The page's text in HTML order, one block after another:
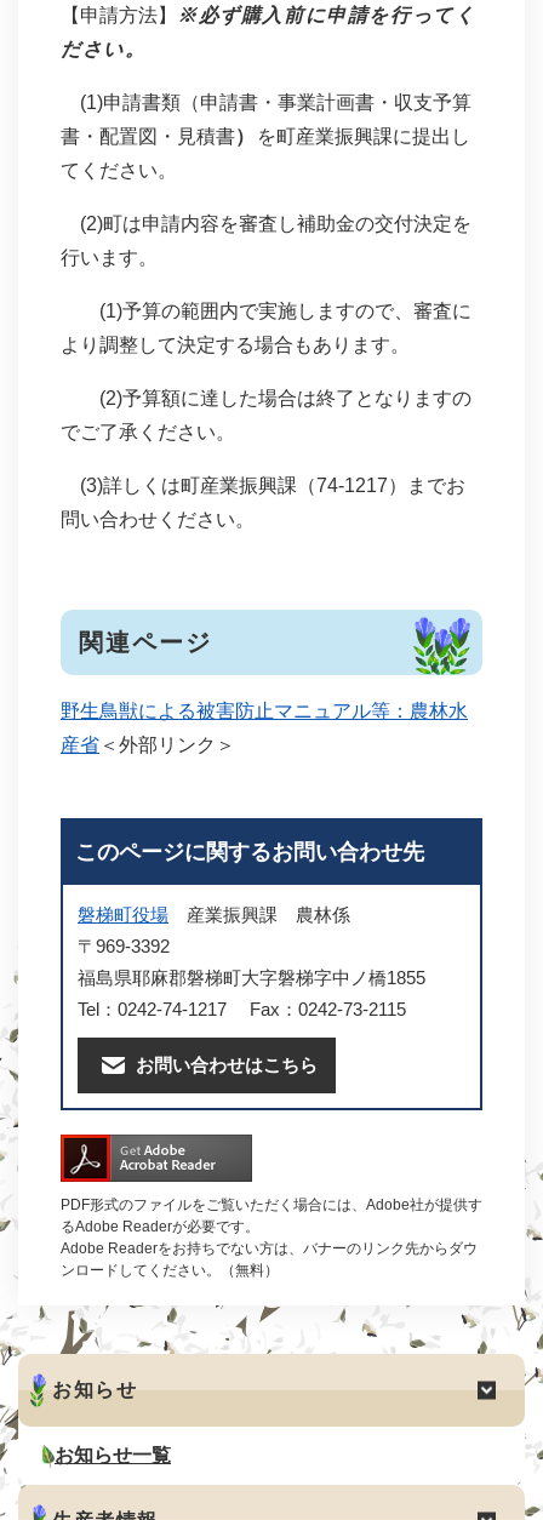
【申請方法】
※必ず購入前に申請を行ってく
ださい。
(1)申請書類（申請書・事業計画書・収支予算
書・配置図・見積書）
を町産業振興課に提出し
てください。
(2)町は申請内容を審査し補助金の交付決定を
行います。
(1)予算の範囲内で実施しますので、審査に
より調整して決定する場合もあります。
(2)予算額に達した場合は終了となりますの
でご了承ください。
(3)詳しくは町産業振興課（74-1217）までお
問い合わせください。
関連ページ
野生鳥獣による被害防止マニュアル等：農林水
産省 ＜外部リンク＞
このページに関するお問い合わせ先
磐梯町役場 産業振興課
農林係
〒969-3392
福島県耶麻郡磐梯町大字磐梯字中ノ橋1855
Tel：0242-74-1217
Fax：0242-73-2115
お問い合わせはこちら
PDF形式のファイルをご覧いただく場合には、Adobe社が提供す
るAdobe Readerが必要です。
Adobe Readerをお持ちでない方は、バナーのリンク先からダウ
ンロードしてください。（無料）
お知らせ
お知らせ一覧